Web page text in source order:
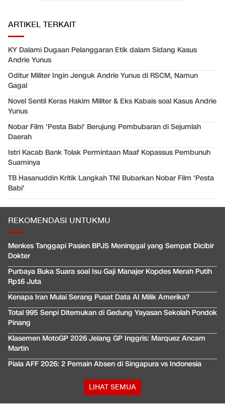
ARTIKEL TERKAIT
KY Dalami Dugaan Pelanggaran Etik dalam Sidang Kasus
Andrie Yunus
Oditur Militer Ingin Jenguk Andrie Yunus di RSCM, Namun
Gagal
Novel Sentil Keras Hakim Militer & Eks Kabais soal Kasus Andrie
Yunus
Nobar Film 'Pesta Babi' Berujung Pembubaran di Sejumlah
Daerah
Istri Kacab Bank Tolak Permintaan Maaf Kopassus Pembunuh
Suaminya
TB Hasanuddin Kritik Langkah TNI Bubarkan Nobar Film 'Pesta
Babi'
REKOMENDASI UNTUKMU
Menkes Tanggapi Pasien BPJS Meninggal yang Sempat Dicibir
Dokter
Purbaya Buka Suara soal Isu Gaji Manajer Kopdes Merah Putih
Rp16 Juta
Kenapa Iran Mulai Serang Pusat Data AI Milik Amerika?
Total 995 Senpi Ditemukan di Gedung Yayasan Sekolah Pondok
Pinang
Klasemen MotoGP 2026 Jelang GP Inggris: Marquez Ancam
Martin
Piala AFF 2026: 2 Pemain Absen di Singapura vs Indonesia
LIHAT SEMUA